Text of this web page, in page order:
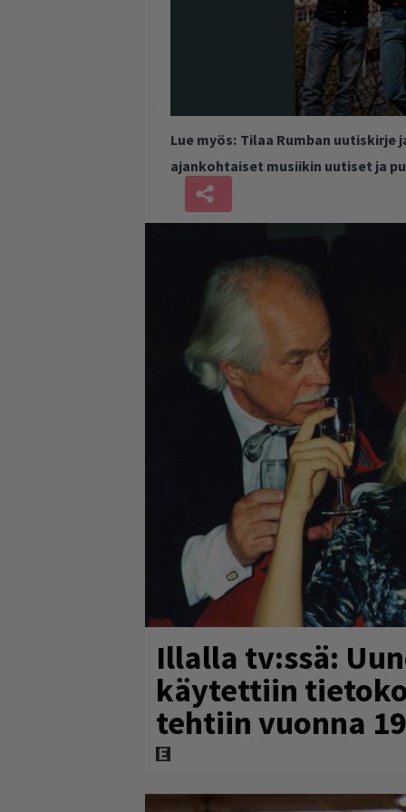
Lue myös: Tilaa Rumban uutiskirje
ajankohtaiset musiikin uutiset ja
Illalla tv:ssä:
käytettiin
tehtiin vuonna